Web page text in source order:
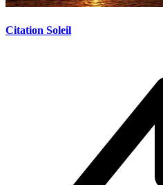
Citation Soleil